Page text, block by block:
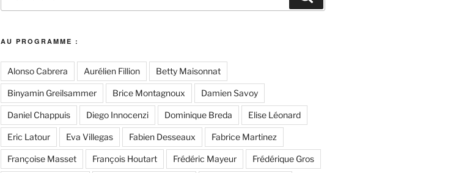
:
AU PROGRAMME :
Alonso Cabrera Aurélien Fillion Betty Maisonnat
Binyamin Greilsammer Brice Montagnoux Damien Savoy
Daniel Chappuis Diego Innocenzi Dominique Breda Elise Léonard
Eric Latour Eva Villegas Fabien Desseaux Fabrice Martinez
Françoise Masset François Houtart Frédéric Mayeur Frédérique Gros